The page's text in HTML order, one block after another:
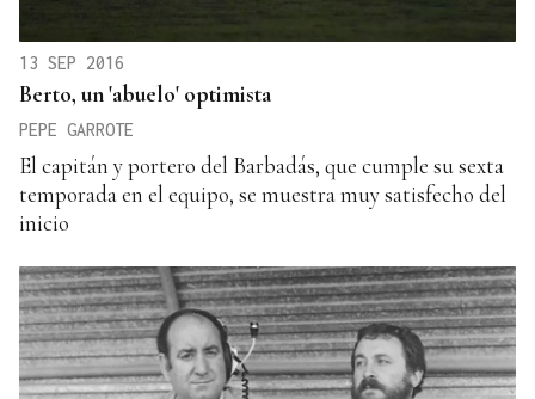
13 SEP 2016
Berto, un 'abuelo' optimista
PEPE GARROTE
El capitán y portero del Barbadás, que cumple su sexta
temporada en el equipo, se muestra muy satisfecho del
inicio